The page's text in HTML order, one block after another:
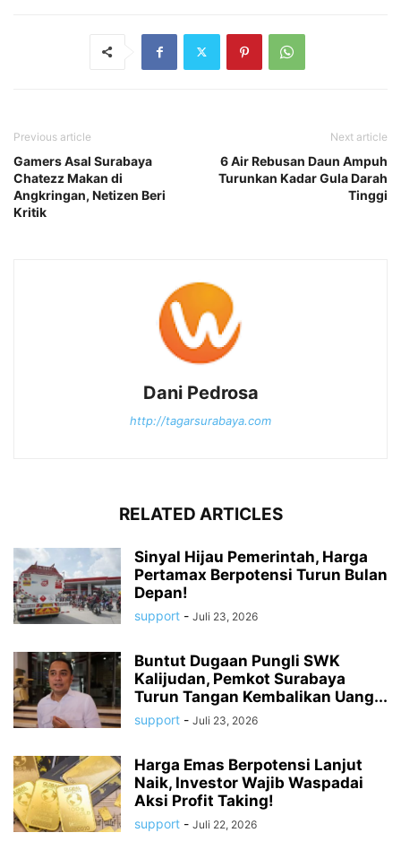
Previous article
Gamers Asal Surabaya
Chatezz Makan di
Angkringan, Netizen Beri
Kritik
Next article
6 Air Rebusan Daun Ampuh
Turunkan Kadar Gula Darah
Tinggi
Dani Pedrosa
http://tagarsurabaya.com
RELATED ARTICLES
Sinyal Hijau Pemerintah, Harga
Pertamax Berpotensi Turun Bulan
Depan!
support - Juli 23, 2026
Buntut Dugaan Pungli SWK
Kalijudan, Pemkot Surabaya
Turun Tangan Kembalikan Uang...
support - Juli 23, 2026
Harga Emas Berpotensi Lanjut
Naik, Investor Wajib Waspadai
Aksi Profit Taking!
support - Juli 22, 2026